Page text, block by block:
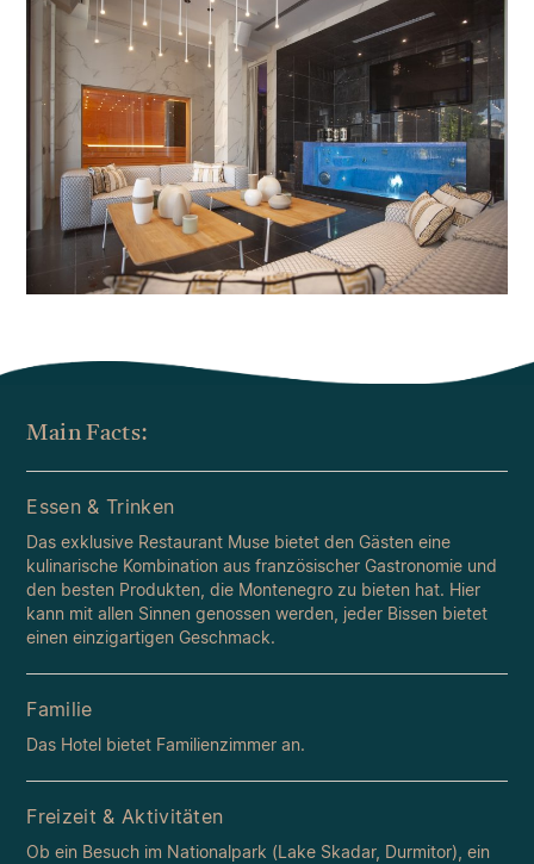
Main Facts:
Essen & Trinken
Das exklusive Restaurant Muse bietet den Gästen eine
kulinarische Kombination aus französischer Gastronomie und
den besten Produkten, die Montenegro zu bieten hat. Hier
kann mit allen Sinnen genossen werden, jeder Bissen bietet
einen einzigartigen Geschmack.
Familie
Das Hotel bietet Familienzimmer an.
Freizeit & Aktivitäten
Ob ein Besuch im Nationalpark (Lake Skadar, Durmitor), ein